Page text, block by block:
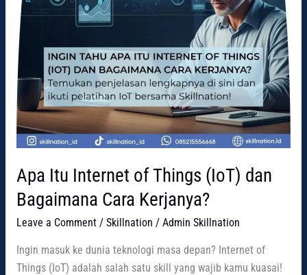
Apa Itu Internet of Things (IoT) dan
Bagaimana Cara Kerjanya?
Leave a Comment / Skillnation / Admin Skillnation
Ingin masuk ke dunia teknologi masa depan? Internet of
Things (IoT) adalah salah satu skill yang wajib kamu kuasai!